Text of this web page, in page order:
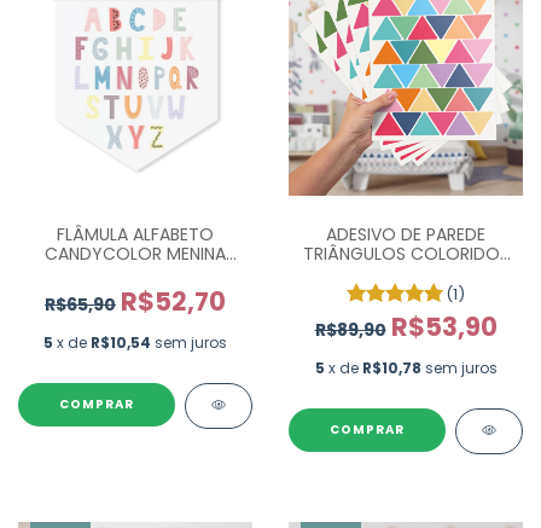
FLÂMULA ALFABETO
CANDYCOLOR MENINA
R$65,90 R$52,70
5 x de R$10,54 sem juros
ADESIVO DE PAREDE
TRIÂNGULOS COLORIDOS
(1)
R$89,90 R$53,90
5 x de R$10,78 sem juros
COMPRAR